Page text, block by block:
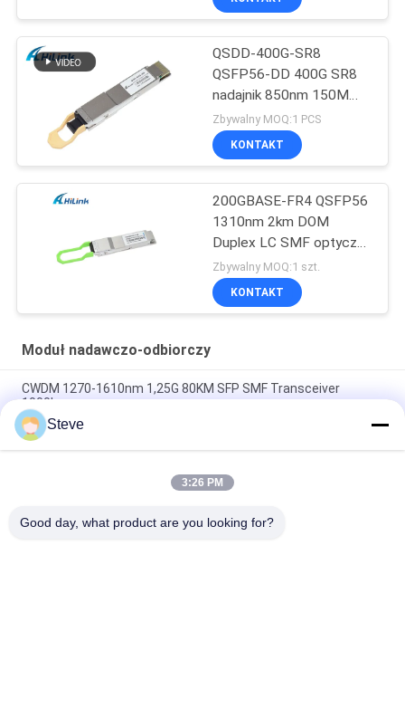
QSDD-400G-SR8
QSFP56-DD 400G SR8
nadajnik 850nm 150M
MPT/MPO-16 DOM
Zbywalny MOQ:1 PCS
KONTAKT
200GBASE-FR4 QSFP56
1310nm 2km DOM
Duplex LC SMF optyczny
moduł nadawczo-
odbiorczy
Zbywalny MOQ:1 szt.
KONTAKT
Moduł nadawczo-odbiorczy
CWDM 1270-1610nm 1,25G 80KM SFP SMF Transceiver
1000base
60-kilometrowy optyczny transceiver QSFP + Ethernet,
podłączany na gorąco, dupleks LC 40 Gb / s
Złącze MPO Optyczne moduły nadawczo-odbiorcze Hilink
Steve
3:26 PM
Good day, what product are you looking for?